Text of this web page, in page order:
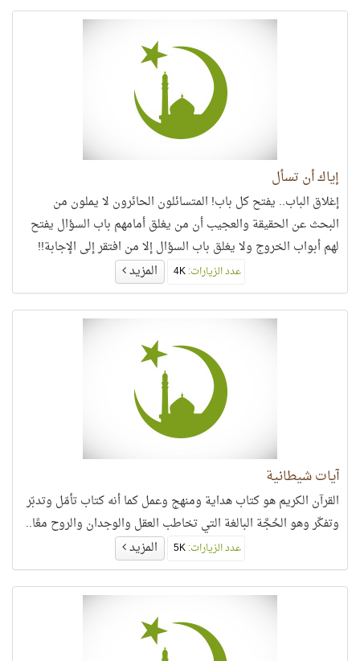
إياك أن تسأل
إغلاق الباب.. يفتح كل باب! المتسائلون الحائرون لا يملون من
البحث عن الحقيقة والعجيب أن من يغلق أمامهم باب السؤال يفتح
لهم أبواب الخروج ولا يغلق باب السؤال إلا من افتقر إلى الإجابة!!
عدد الزيارات: المزيد
آيات شيطانية
القرآن الكريم هو كتاب هداية ومنهج وعمل كما أنه كتاب تأمّل وتدبّر
وتفكّر وهو الحُجَّة البالغة التي تخاطب العقل والوجدان والروح معًا..
عدد الزيارات: المزيد